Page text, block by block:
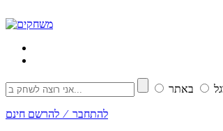
באתר
להתחבר ⁄ להרשם חינם